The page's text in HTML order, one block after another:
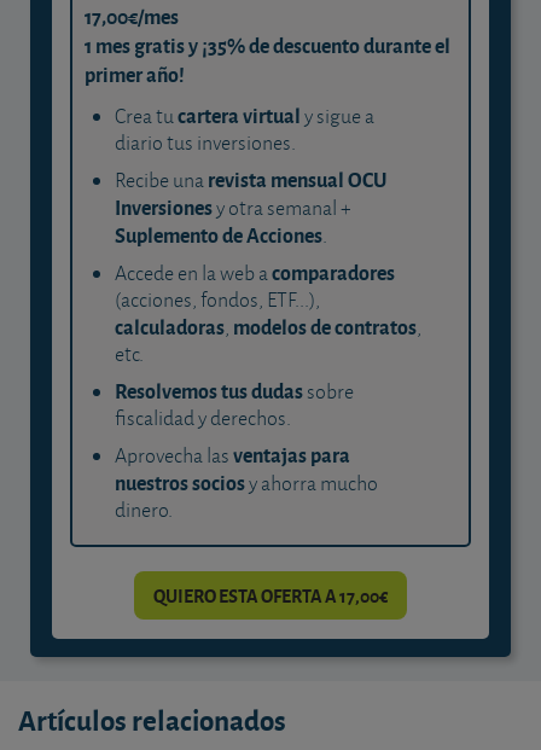
17,00€/mes
1 mes gratis y ¡35% de descuento durante el
primer año!
Crea tucartera virtualy sigue a
diario tus inversiones.
Recibe unarevista mensual OCU
Inversionesy otra semanal +
Suplemento de Acciones.
Accede en la web acomparadores
(acciones, fondos, ETF...),
calculadoras, modelos de contratos,
etc.
Resolvemos tus dudassobre
fiscalidad y derechos.
Aprovecha lasventajas para
nuestros sociosy ahorra mucho
dinero.
QUIERO ESTA OFERTA A 17,00€
Artículos relacionados